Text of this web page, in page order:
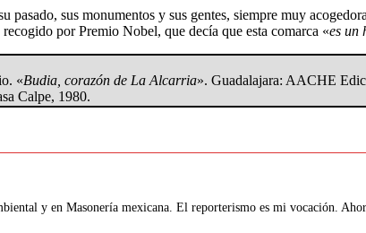
pasado, sus monumentos y sus gentes, siempre muy
por Premio Nobel, que decía que esta comarca «es un
«Budia, corazón de La Alcarria». Guadalajara: AACHE
Calpe, 1980.
y en Masonería mexicana. El reporterismo es mi vocación.